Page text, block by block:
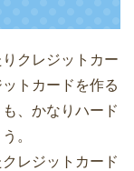
クレジットカー
トカードを作る
、かなりハード
。
レジットカード